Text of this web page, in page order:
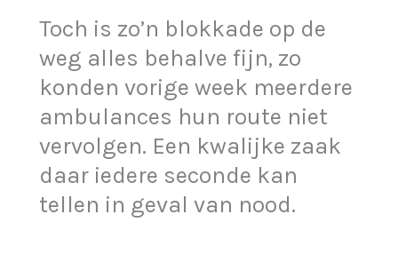
Toch is zo’n blokkade op de
weg alles behalve fijn, zo
konden vorige week meerdere
ambulances hun route niet
vervolgen. Een kwalijke zaak
daar iedere seconde kan
tellen in geval van nood.